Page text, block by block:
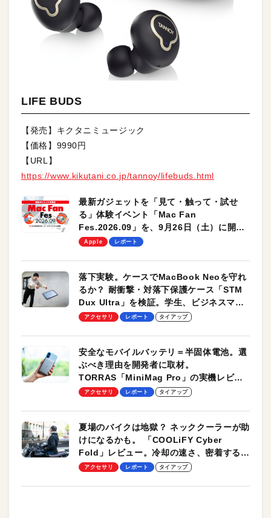
LIFE BUDS
【発売】キクタニミュージック
【価格】9990円
【URL】
https://www.kikutani.co.jp/tannoy/lifebuds.html
最新ガジェットを「見て・触って・試せ
る」体験イベント「Mac Fan
Fes.2026.09」を、9月26日（土）に開催
します！
Apple レポート
落下実験。ケースでMacBook Neoを守れ
るか？ 耐衝撃・対落下保護ケース「STM
Dux Ultra」を検証。学生、ビジネスマン
のモバイルユースに最適！
アクセサリ レポート タイアップ
安全なモバイルバッテリ＝半固体電池。選
ぶべき理由を開発者に取材。
TORRAS「MiniMag Pro」の実機レビュ
ーも
アクセサリ レポート タイアップ
夏場のバイクは地獄？ ネッククーラーが助
けになるかも。 「COOLiFY Cyber
Fold」レビュー。冷却の速さ、密着する冷
却プレート、シンプルな操作性がグッド！
アクセサリ レポート タイアップ